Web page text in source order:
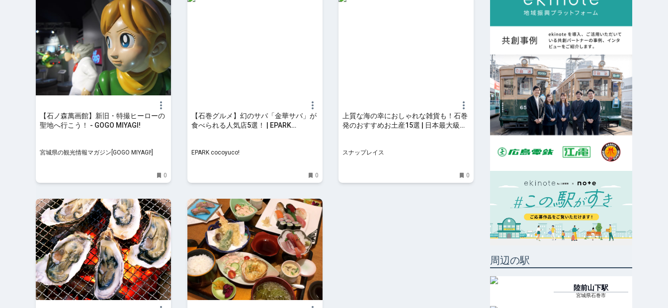
【石ノ森萬画館】新旧・特撮ヒーローの
聖地へ行こう！ - GOGO MIYAGI!
宮城県の観光情報マガジン[GOGO MIYAGI!]
0
【石巻グルメ】幻のサバ「金華サバ」が
食べられる人気店5選！ | EPARK
EPARK cocoyuco!
0
上質な海の幸におしゃれな雑貨も！石巻
発のおすすめお土産15選 | 日本最大級の
スナップレイス
0
周辺の駅
陸前山下駅
宮城県石巻市